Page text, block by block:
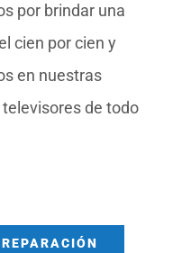
por brindar una
cien por cien y
en nuestras
de todo